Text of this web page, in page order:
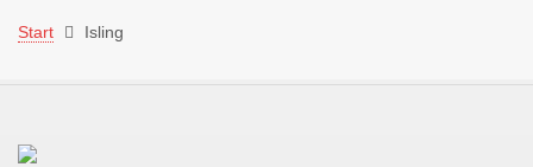
Start Isling